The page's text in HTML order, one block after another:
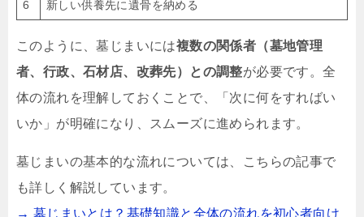
6 新しい供養先に遺骨を納める
このように、墓じまいには複数の関係者（墓地管理
者、行政、石材店、改葬先）との調整が必要です。全
体の流れを理解しておくことで、「次に何をすればい
いか」が明確になり、スムーズに進められます。
墓じまいの基本的な流れについては、こちらの記事で
も詳しく解説しています。
→ 墓じまいとは？基礎知識と全体の流れを初心者向け